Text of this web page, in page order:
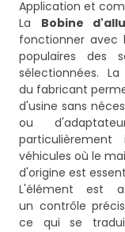
Application et
La Bobine
fonctionner avec
populaires des
sélectionnées.
du fabricant
d'usine sans
ou
véhicules où le
d'origine est
L'élément est
un contrôle
ce qui se